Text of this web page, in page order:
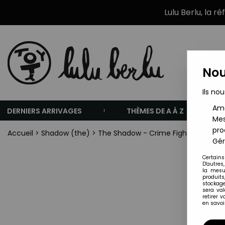
Lulu Berlu, la
DERNIERS ARRIVAGES THÈMES DE A À Z
Accueil > Shadow (the) > The Shadow - Crime Fighter
Ils
la
sera
retirer
en